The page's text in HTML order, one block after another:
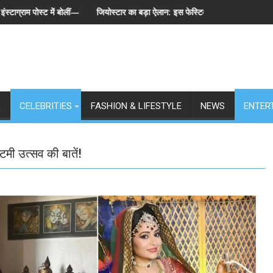
पहले, हमेशा"
का बड़ा ऐलान: इस फेस्टिव सीज़न एक साथ लॉन्च होंगे बिग बॉस के 6 संस्करण, पेश
स्पेन ने
CELEBRITIES FASHION & LIFESTYLE NEWS
उत्सव की बातें!